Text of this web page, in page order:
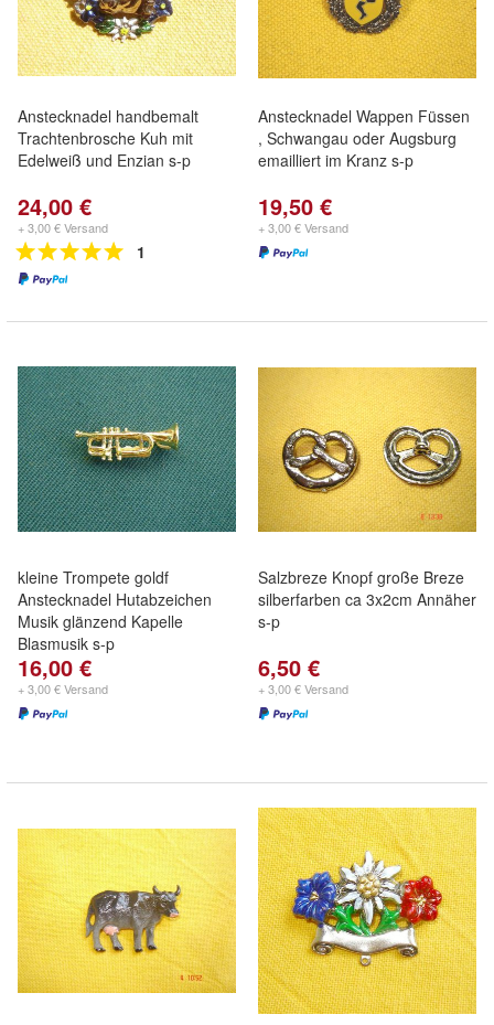
Anstecknadel handbemalt
Trachtenbrosche Kuh mit
Edelweiß und Enzian s-p
24,00 €
+ 3,00 € Versand
1
Anstecknadel Wappen Füssen
, Schwangau oder Augsburg
emailliert im Kranz s-p
19,50 €
+ 3,00 € Versand
kleine Trompete goldf
Anstecknadel Hutabzeichen
Musik glänzend Kapelle
Blasmusik s-p
16,00 €
+ 3,00 € Versand
Salzbreze Knopf große Breze
silberfarben ca 3x2cm Annäher
s-p
6,50 €
+ 3,00 € Versand